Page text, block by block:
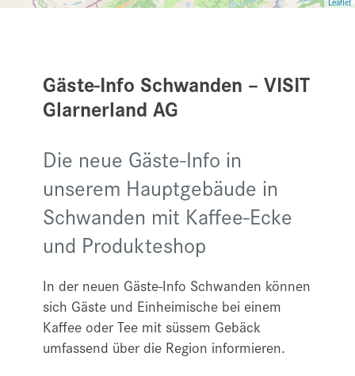
Gäste-Info Schwanden – VISIT
Glarnerland AG
Die neue Gäste-Info in
unserem Hauptgebäude in
Schwanden mit Kaffee-Ecke
und Produkteshop
In der neuen Gäste-Info Schwanden können
sich Gäste und Einheimische bei einem
Kaffee oder Tee mit süssem Gebäck
umfassend über die Region informieren.